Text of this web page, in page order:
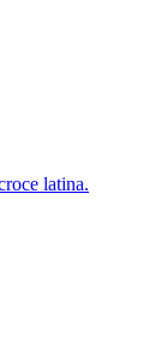
latina.